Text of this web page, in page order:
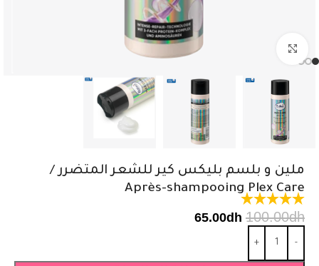
ملين و بلسم بليكس كير للشعر المتضرر /
Après-shampooing Plex Care
100.00dh
65.00dh